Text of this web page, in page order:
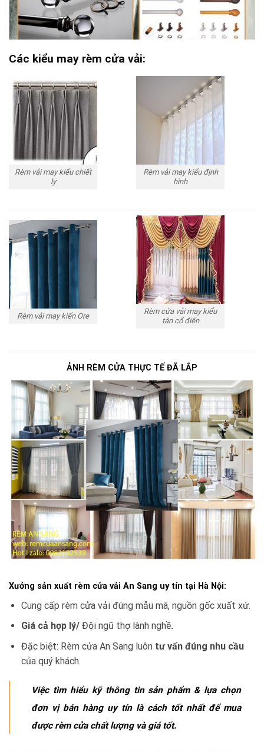
Các kiểu may rèm cửa vải:
Rèm vải may kiểu chiết
ly
Rèm vải may kiểu định
hình
Rèm vải may kiển Ore
Rèm cửa vải may kiểu
tân cổ điển
ẢNH RÈM CỬA THỰC TẾ ĐÃ LẮP
Xưởng sản xuất rèm cửa vải An Sang uy tín tại Hà Nội:
Cung cấp rèm cửa vải đúng mẫu mã, nguồn gốc xuất xứ.
Giá cả hợp lý/ Đội ngũ thợ lành nghề.
Đặc biệt: Rèm cửa An Sang luôn tư vấn đúng nhu cầu
của quý khách.
Việc tìm hiểu kỹ thông tin sản phẩm & lựa chọn
đơn vị bán hàng uy tín là cách tốt nhất để mua
được rèm cửa chất lượng và giá tốt.